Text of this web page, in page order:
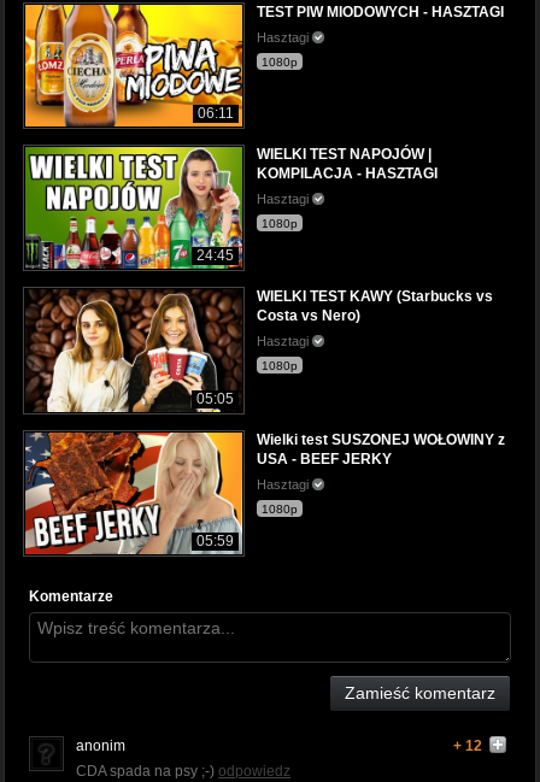
06:11
TEST PIW MIODOWYCH - HASZTAGI
Hasztagi
1080p
24:45
WIELKI TEST NAPOJÓW |
KOMPILACJA - HASZTAGI
Hasztagi
1080p
05:05
WIELKI TEST KAWY (Starbucks vs
Costa vs Nero)
Hasztagi
1080p
05:59
Wielki test SUSZONEJ WOŁOWINY z
USA - BEEF JERKY
Hasztagi
1080p
Komentarze
Zamieść komentarz
anonim
+ 12
CDA spada na psy ;-) odpowiedz